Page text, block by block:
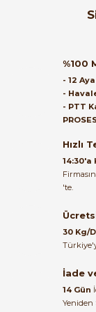
Orijinal kutusuyla
ulaştı elimize.
Satıcı ilgili ve çok
bundan mehmet
alakası için
22/06/2026
Kemal Toktaş |
problemsiz geçti.
ÇP 10954 ABS
Çetinkaya ÇP
ÇP 10954-M1 54
%100
- 12
-
- PTT
Hızlı
14:30'a
'te.
30 Kg/
İade
14 Gün
Yeniden